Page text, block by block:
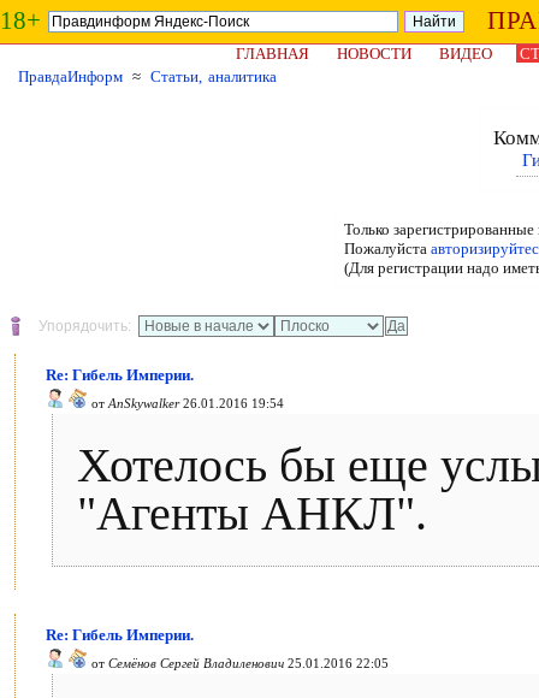
18+
ГЛАВНАЯ НОВОСТИ ВИДЕО
ПравдаИнформ ≈ Статьи, аналитика
Только
Пожалуйста
(Для регистрации надо
Упорядочить:
Re: Гибель Империи.
от AnSkywalker26.01.2016 19:54
Хотелось бы еще
"Агенты АНКЛ".
Re: Гибель Империи.
от Семёнов Сергей Владиленович 25.01.2016 22:05